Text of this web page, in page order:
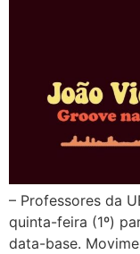
– Professores da
quinta-feira (1º)
data-base.